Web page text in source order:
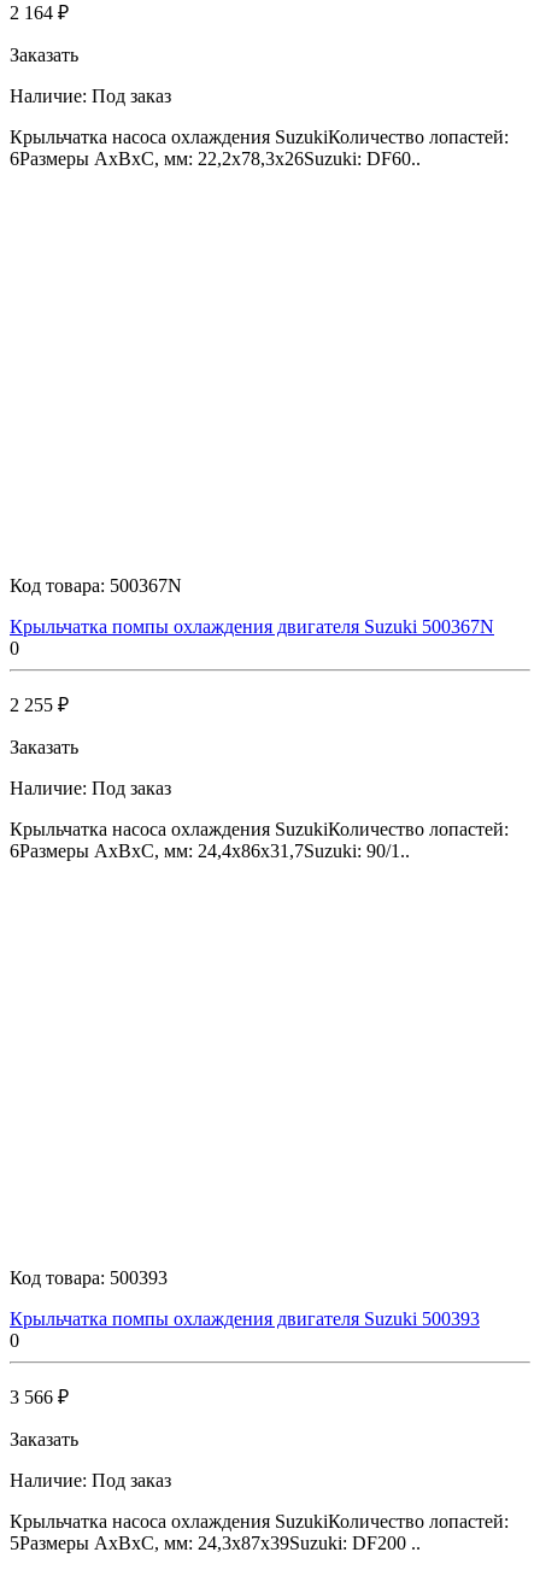
2 164 ₽
Заказать
Наличие: Под заказ
Крыльчатка насоса охлаждения SuzukiКоличество лопастей:
6Размеры AxBxC, мм: 22,2x78,3x26Suzuki: DF60..
Код товара: 500367N
Крыльчатка помпы охлаждения двигателя Suzuki 500367N
0
2 255 ₽
Заказать
Наличие: Под заказ
Крыльчатка насоса охлаждения SuzukiКоличество лопастей:
6Размеры AxBxC, мм: 24,4x86x31,7Suzuki: 90/1..
Код товара: 500393
Крыльчатка помпы охлаждения двигателя Suzuki 500393
0
3 566 ₽
Заказать
Наличие: Под заказ
Крыльчатка насоса охлаждения SuzukiКоличество лопастей:
5Размеры AxBxC, мм: 24,3x87x39Suzuki: DF200 ..